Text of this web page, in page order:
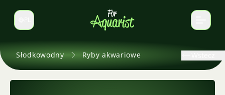
Zmień język
Słodkowodny Ryby akwariowe